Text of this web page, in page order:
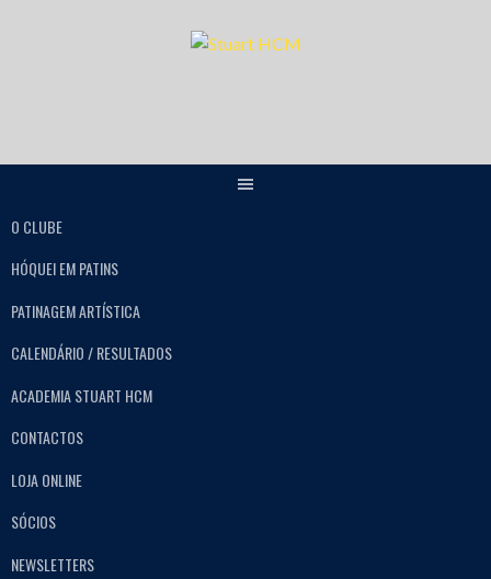
O CLUBE
HÓQUEI EM PATINS
PATINAGEM ARTÍSTICA
CALENDÁRIO / RESULTADOS
ACADEMIA STUART HCM
CONTACTOS
LOJA ONLINE
SÓCIOS
NEWSLETTERS